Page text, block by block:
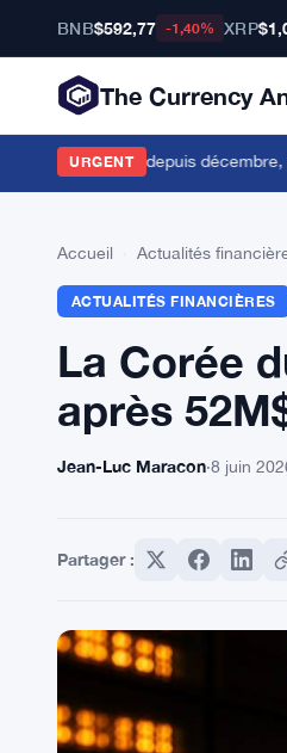
BNB$592,77 -1,40% XRP
The Currency
URGENT
000 Bitcoin depuis décembre,
Accueil Actualités
ACTUALITÉS FINANCIÈRES
La Corée
après
Jean-Luc Maracon·8 juin
Partager :